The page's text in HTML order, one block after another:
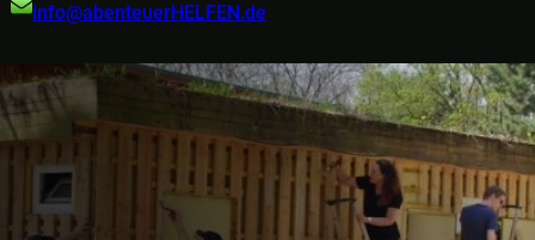
info@abenteuerHELFEN.de